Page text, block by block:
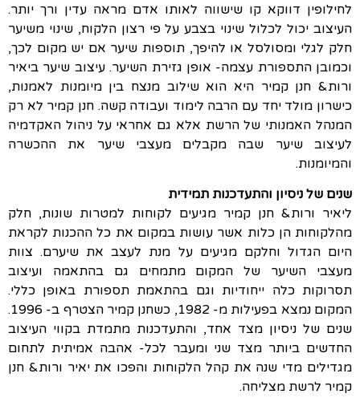
לחילופין דווקא קו שישווה לאותו אדם מראה עדין ורך יותר.
העיצוב יכול לכלול שינוי בצבע על פי רצון הלקוח, שינוי משיער
חלק לגלי ומסולסל או להיפך, תוספות שיער אם יש מקום לכך,
וכמובן התספורת עצמה- אופן גזירת השיער. עיצוב שיער ביאיר
ורות& חנן קמיר היא הוא שילוב מנצח בין מיומנות לאמנות,
כישרון מולד יחד עם הרבה לימוד ועבודה קשה. חנן קמיר לא רק
המנהל האמנותי של הרשת אלא גם אחראי על ניהול האקדמיה
לעיצוב שיער שבה מקבלים מעצבי שיער את ההכשרה
והמיומנות.
שנים של ניסיון והתעדכנות תמידית
ליאיר ורות& חנן קמיר מגיעים לקוחות למטרות שונות, חלק
מהלקוחות הן כלות אשר עושות במקום את כל ההכנות לקראת
היום הגדול וחלקם מגיעים על מנת לעצב את שיערם. צוות
מעצבי השיער של המקום מתמחים גם בהתאמה ועיצוב
תסרוקות כלה ייחודיות וגם בהתאמת תספורת באופן כללי.
המקום נמצא בפעילות מ- 1982, כשחנן קמיר הצטרף ב- 1996.
שנים של ניסיון מצד אחד, והתעדכנות מתמדת בקווי העיצוב
החדשים ביותר מצד שני ומעבר לכל- אהבה אמיתית לתחום
מגדילים מדי שנה את קהל הלקוחות והפכו את יאיר ורות& חנן
קמיר לרשת מצליחה.